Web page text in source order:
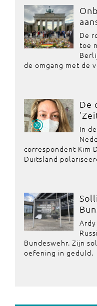
De
toe
de omgang met de
De
In
correspondent Kim
Duitsland
Bundeswehr. Zijn
oefening in geduld.